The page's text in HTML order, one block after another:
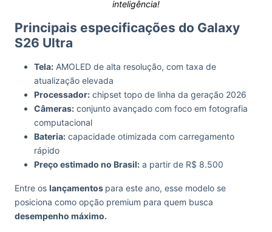
inteligência!
Principais especificações do Galaxy
S26 Ultra
Tela: AMOLED de alta resolução, com taxa de
atualização elevada
Processador: chipset topo de linha da geração 2026
Câmeras: conjunto avançado com foco em fotografia
computacional
Bateria: capacidade otimizada com carregamento
rápido
Preço estimado no Brasil: a partir de R$ 8.500
Entre os lançamentos para este ano, esse modelo se
posiciona como opção premium para quem busca
desempenho máximo.